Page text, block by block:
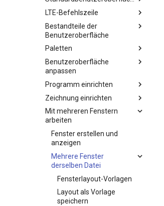
LTE-Befehlszeile
Bestandteile der
Benutzeroberfläche
Paletten
Benutzeroberfläche
anpassen
Programm einrichten
Zeichnung einrichten
Mit mehreren Fenstern
arbeiten
Fenster erstellen und
anzeigen
Mehrere Fenster
derselben Datei
Fensterlayout-Vorlagen
Layout als Vorlage
speichern